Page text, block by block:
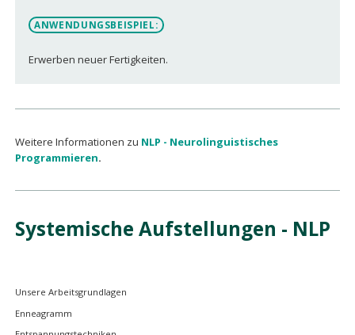
ANWENDUNGSBEISPIEL:
Erwerben neuer Fertigkeiten.
Weitere Informationen zu NLP - Neurolinguistisches
Programmieren.
Systemische Aufstellungen - NLP
Navigation
Unsere Arbeitsgrundlagen
Enneagramm